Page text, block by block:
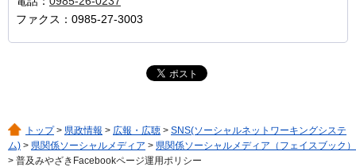
ファクス：0985-27-3003
トップ> 県政情報 > 広報・広聴 > SNS(ソーシャルネットワーキングシステ
ム) > 県関係ソーシャルメディア > 県関係ソーシャルメディア（フェイスブック）
> 普及みやざきFacebookページ運用ポリシー